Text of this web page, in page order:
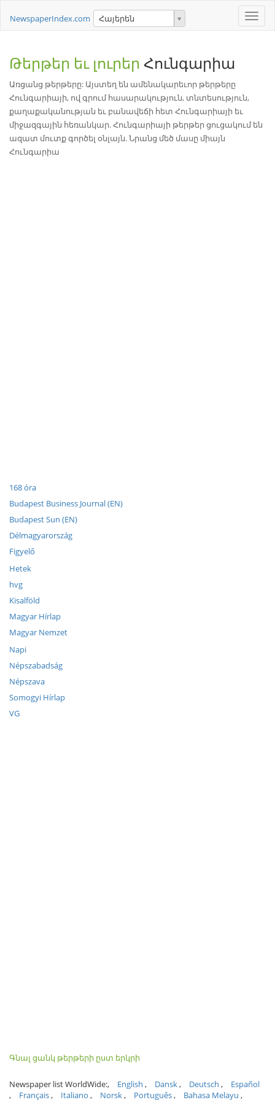
Toggle
NewspaperIndex.com Հայերեն
Թերթեր եւ լուրեր Հունգարիա
Առցանց թերթերը: Այստեղ են ամենակարեւոր թերթերը
Հունգարիայի, ով գրում հասարակություն, տնտեսություն,
քաղաքականության եւ բանավեճի հետ Հունգարիայի եւ
միջազգային հեռանկար. Հունգարիայի թերթեր ցուցակում են
ազատ մուտք գործել օնլայն. Նրանց մեծ մասը միայն
Հունգարիա
168 óra
Budapest Business Journal (EN)
Budapest Sun (EN)
Délmagyarország
Figyelő
Hetek
hvg
Kisalföld
Magyar Hírlap
Magyar Nemzet
Napi
Népszabadság
Népszava
Somogyi Hírlap
VG
Գնալ ցանկ թերթերի ըստ երկրի
Newspaper list WorldWide: English Dansk Deutsch
Español
Français
Italiano Norsk Português Bahasa Melayu